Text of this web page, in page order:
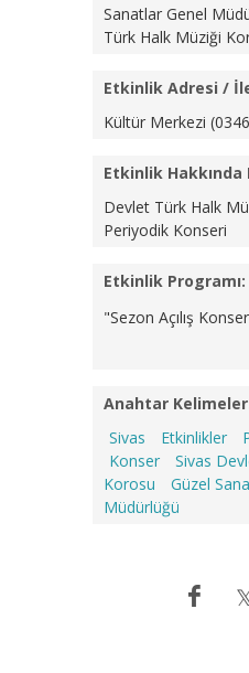
Sanatlar Genel
Türk Halk Müziği
Etkinlik Adresi /
Kültür Merkezi
Etkinlik Hakkında
Devlet Türk Halk
Periyodik Konseri
Etkinlik Programı:
"Sezon Açılış
Anahtar
Sivas
Etkinlikler
Konser
Sivas
Korosu
Güzel
Müdürlüğü